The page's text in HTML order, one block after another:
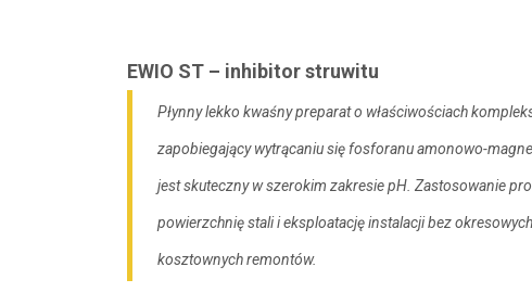
EWIO ST – inhibitor struwitu
Płynny lekko kwaśny preparat o właściwościach
zapobiegający wytrącaniu się fosforanu amonowo-
jest skuteczny w szerokim zakresie pH. Zastosowanie
powierzchnię stali i eksploatację instalacji bez
kosztownych remontów.